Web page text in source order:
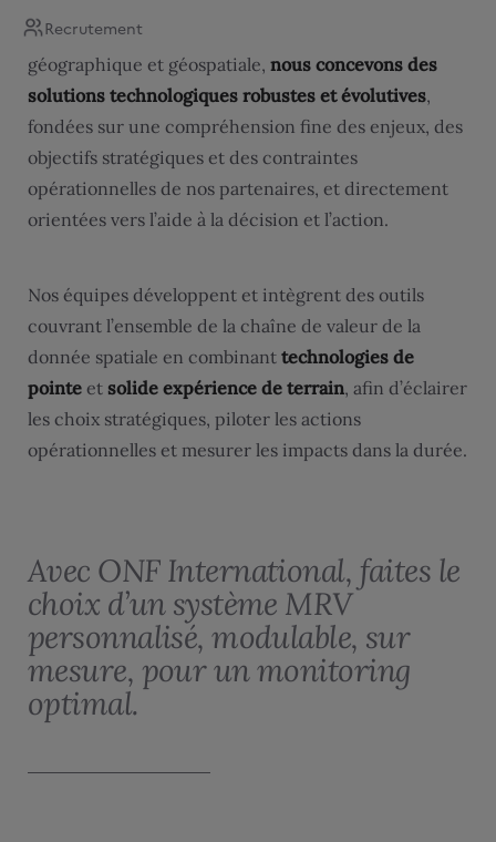
Recrutement
Spécialistes de l’automatisation de l’analyse
géographique et géospatiale, nous concevons des
solutions technologiques robustes et évolutives,
fondées sur une compréhension fine des enjeux, des
objectifs stratégiques et des contraintes
opérationnelles de nos partenaires, et directement
orientées vers l’aide à la décision et l’action.
Nos équipes développent et intègrent des outils
couvrant l’ensemble de la chaîne de valeur de la
donnée spatiale en combinant technologies de
pointe et solide expérience de terrain, afin d’éclairer
les choix stratégiques, piloter les actions
opérationnelles et mesurer les impacts dans la durée.
Avec ONF International, faites le
choix d’un système MRV
personnalisé, modulable, sur
mesure, pour un monitoring
optimal.